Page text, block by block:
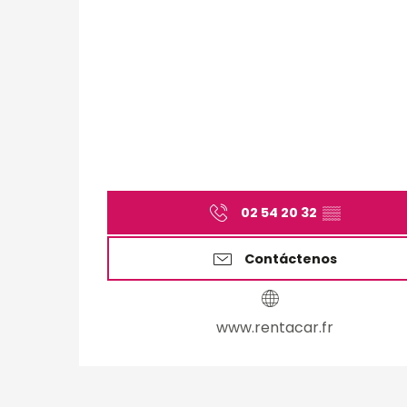
02 54 20 32 ▒▒
Contáctenos
www.rentacar.fr